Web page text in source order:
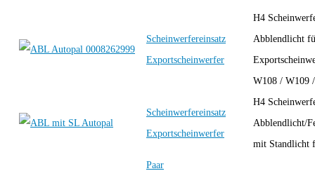
Scheinwerfereinsatz
Exportscheinwerfer
H4
Abblendlicht
W108 / W109
Scheinwerfereinsatz
Exportscheinwerfer
H4
Abblendlicht/
mit Standlicht
Paar